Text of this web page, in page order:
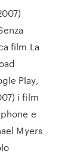
film La
Play,
i film
e
Myers